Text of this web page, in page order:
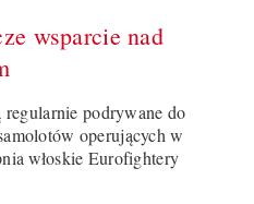
wsparcie nad
podrywane do
operujących w
włoskie Eurofightery